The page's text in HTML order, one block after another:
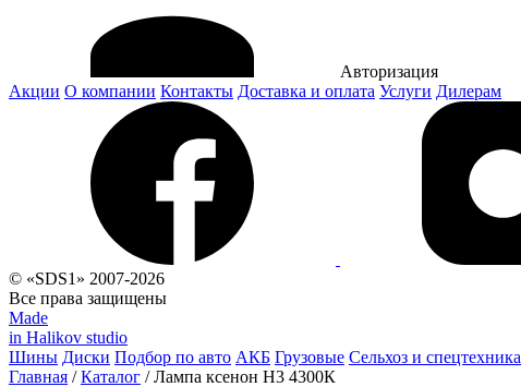
Авторизация
Акции О компании Контакты Доставка и оплата Услуги Дилерам
© «SDS1» 2007-2026
Все права защищены
Made
in Halikov studio
Шины Диски Подбор по авто АКБ Грузовые Сельхоз и спецтехника
Главная / Каталог / Лампа ксенон H3 4300К